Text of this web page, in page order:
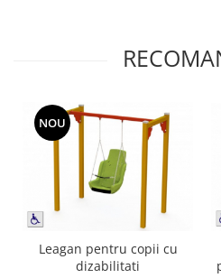
NOU
Leagan pentru copii cu
dizabilitati